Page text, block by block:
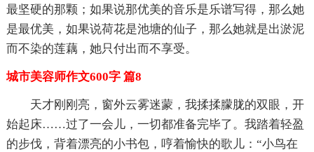
最坚硬的那颗；如果说那优美的音乐是乐谱写得，那么她
是最优美，如果说荷花是池塘的仙子，那么她就是出淤泥
而不染的莲藕，她只付出而不享受。
城市美容师作文600字 篇8
天才刚刚亮，窗外云雾迷蒙，我揉揉朦胧的双眼，开
始起床……过了一会儿，一切都准备完毕了。我踏着轻盈
的步伐，背着漂亮的小书包，哼着愉快的歌儿：“小鸟在